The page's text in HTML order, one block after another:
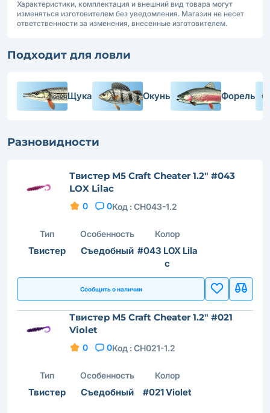
Характеристики, комплектация и внешний вид товара могут
изменяться изготовителем без уведомления. Магазин не несет
ответственности за изменения, внесенные изготовителем.
Подходит для ловли
Щука Окунь Форель
Разновидности
Твистер M5 Craft Cheater 1.2" #043
LOX Lilac
0 0Код : CH043-1.2
Тип
Твистер
Особенность
Съедобный
Колор
#043 LOX Lila
c
Сообщить о наличии
Твистер M5 Craft Cheater 1.2" #021
Violet
0 0Код : CH021-1.2
Тип
Твистер
Особенность
Съедобный
Колор
#021 Violet